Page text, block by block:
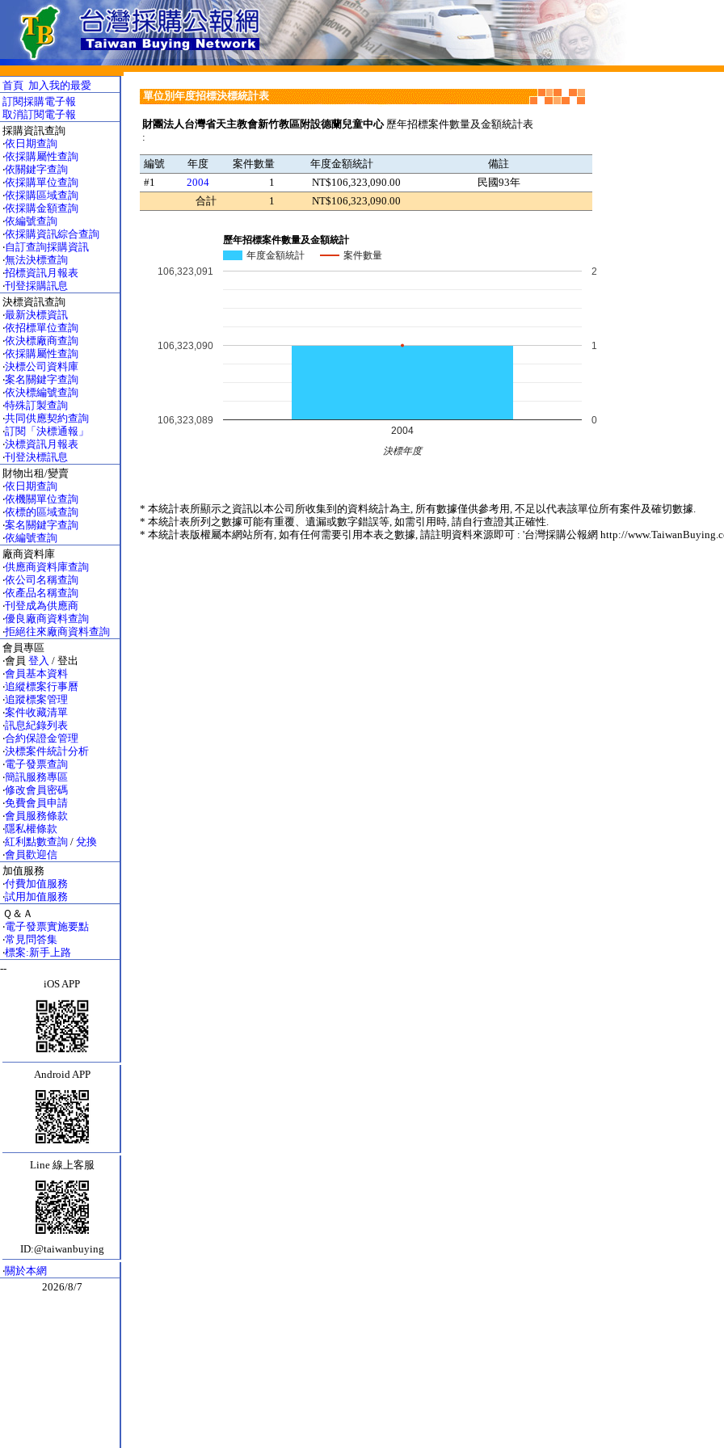
首頁 加入我的最愛
訂閱採購電子報
取消訂閱電子報
採購資訊查詢
‧依日期查詢
‧依採購屬性查詢
‧依關鍵字查詢
‧依採購單位查詢
‧依採購區域查詢
‧依採購金額查詢
‧依編號查詢
‧依採購資訊綜合查詢
‧自訂查詢採購資訊
‧無法決標查詢
‧招標資訊月報表
‧刊登採購訊息
決標資訊查詢
‧最新決標資訊
‧依招標單位查詢
‧依決標廠商查詢
‧依採購屬性查詢
‧決標公司資料庫
‧案名關鍵字查詢
‧依決標編號查詢
‧特殊訂製查詢
‧共同供應契約查詢
‧訂閱「決標通報」
‧決標資訊月報表
‧刊登決標訊息
財物出租/變賣
‧依日期查詢
‧依機關單位查詢
‧依標的區域查詢
‧案名關鍵字查詢
‧依編號查詢
廠商資料庫
‧供應商資料庫查詢
‧依公司名稱查詢
‧依產品名稱查詢
‧刊登成為供應商
‧優良廠商資料查詢
‧拒絕往來廠商資料查詢
會員專區
‧會員 登入 / 登出
‧會員基本資料
‧追縱標案行事曆
‧追蹤標案管理
‧案件收藏清單
‧訊息紀錄列表
‧合約保證金管理
‧決標案件統計分析
‧電子發票查詢
‧簡訊服務專區
‧修改會員密碼
‧免費會員申請
‧會員服務條款
‧隱私權條款
‧紅利點數查詢 / 兌換
‧會員歡迎信
加值服務
‧付費加值服務
‧試用加值服務
Ｑ＆Ａ
‧電子發票實施要點
‧常見問答集
‧標案:新手上路
--
iOS APP
Android APP
Line 線上客服
ID:@taiwanbuying
‧關於本網
2026/8/7
單位別年度招標決標統計表
財團法人台灣省天主教會新竹教區附設德蘭兒童中心歷年招標案件數量及金額統計表
:
編號 年度 案件數量 年度金額統計
備註
#1
2004 1 NT$106,323,090.00
民國93年
合計
1 NT$106,323,090.00
歷年招標案件數量及金額統計
年度金額統計
案件數量
2004
106,323,089
106,323,090
106,323,091
0
1
2
決標年度
* 本統計表所顯示之資訊以本公司所收集到的資料統計為主, 所有數據僅供參考用, 不足以代表該單位所有案件及確切數據.
* 本統計表所列之數據可能有重覆、遺漏或數字錯誤等, 如需引用時, 請自行查證其正確性.
* 本統計表版權屬本網站所有, 如有任何需要引用本表之數據, 請註明資料來源即可 : '台灣採購公報網 http://